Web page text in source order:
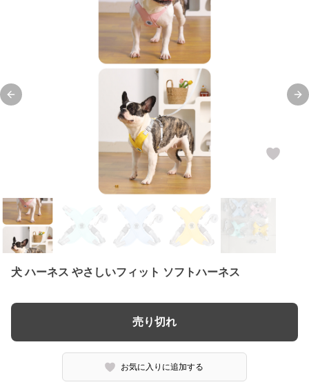
Previous slide
犬 ハーネス やさしいフィット ソフトハーネス
売り切れ
お気に入りに追加する